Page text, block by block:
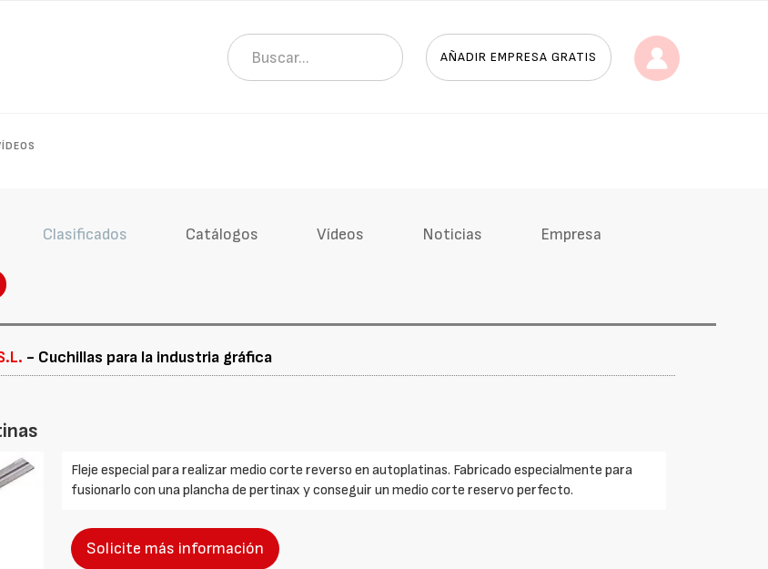
AÑADIR EMPRESA GRATIS
Clasificados Catálogos Vídeos Noticias Empresa
- Cuchillas para la industria gráfica
Fleje especial para realizar medio corte reverso en autoplatinas. Fabricado especialmente para
fusionarlo con una plancha de pertinax y conseguir un medio corte reservo perfecto.
Solicite más información